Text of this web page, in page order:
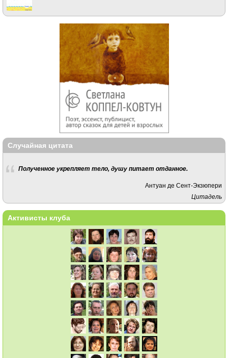
Случайная цитата
Полученное укрепляет тело, душу питает отданное.
Антуан де Сент-Экзюпери
Цитадель
Активисты клуба